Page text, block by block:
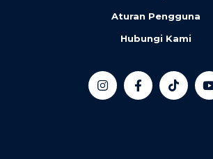
Aturan Pengguna
Hubungi Kami